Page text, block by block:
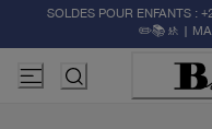
SOLDES POUR ENFANTS :
✏️📚🚸 |